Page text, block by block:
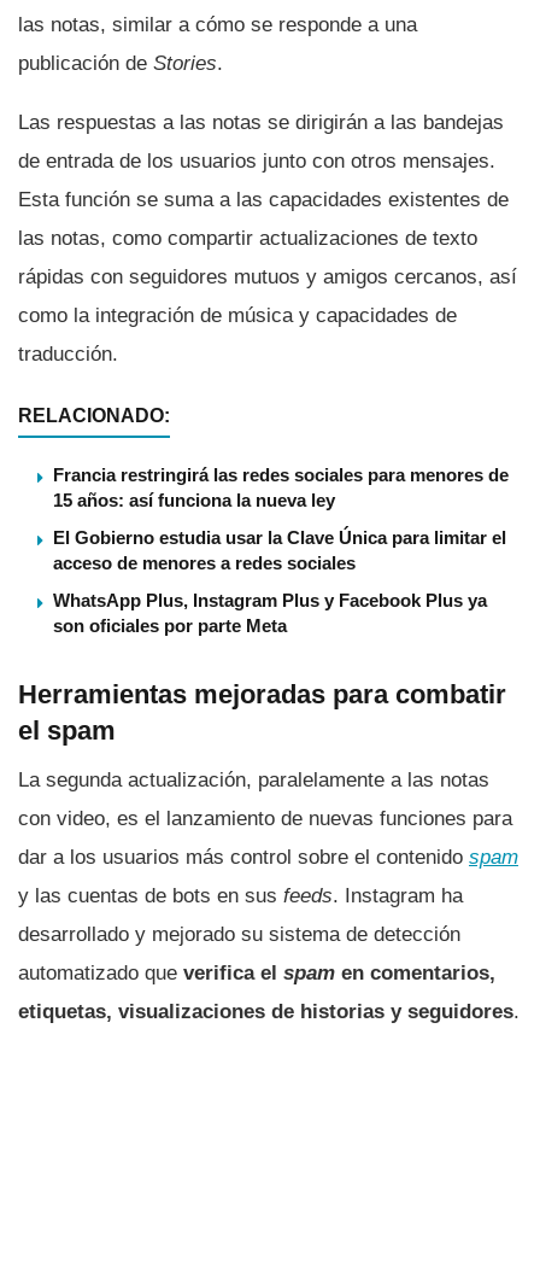
las notas, similar a cómo se responde a una
publicación de Stories.
Las respuestas a las notas se dirigirán a las bandejas
de entrada de los usuarios junto con otros mensajes.
Esta función se suma a las capacidades existentes de
las notas, como compartir actualizaciones de texto
rápidas con seguidores mutuos y amigos cercanos, así
como la integración de música y capacidades de
traducción.
RELACIONADO:
Francia restringirá las redes sociales para menores de
15 años: así funciona la nueva ley
El Gobierno estudia usar la Clave Única para limitar el
acceso de menores a redes sociales
WhatsApp Plus, Instagram Plus y Facebook Plus ya
son oficiales por parte Meta
Herramientas mejoradas para combatir
el spam
La segunda actualización, paralelamente a las notas
con video, es el lanzamiento de nuevas funciones para
dar a los usuarios más control sobre el contenido spam
y las cuentas de bots en sus feeds. Instagram ha
desarrollado y mejorado su sistema de detección
automatizado que verifica el spam en comentarios,
etiquetas, visualizaciones de historias y seguidores.